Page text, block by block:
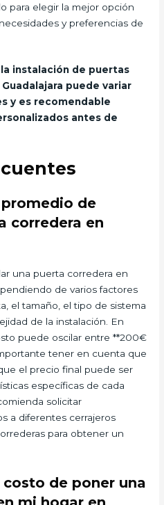
para elegir la mejor opción
y preferencias de
instalación de puertas
puede variar
y es recomendable
antes de
promedio de
corredera en
una puerta corredera en
de varios factores
el tamaño, el tipo de sistema
de la instalación. En
puede oscilar entre **200€
tener en cuenta que
el precio final puede ser
específicas de cada
solicitar
a diferentes cerrajeros
para obtener un
de poner una